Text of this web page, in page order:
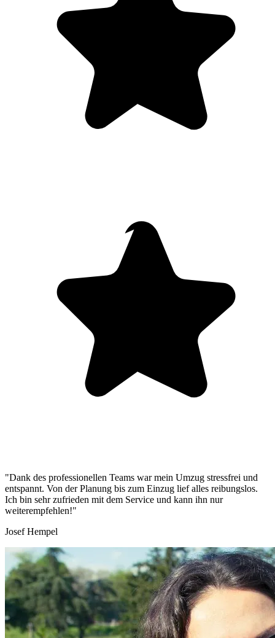
"Dank des professionellen Teams war mein Umzug stressfrei und
entspannt. Von der Planung bis zum Einzug lief alles reibungslos.
Ich bin sehr zufrieden mit dem Service und kann ihn nur
weiterempfehlen!"
Josef Hempel